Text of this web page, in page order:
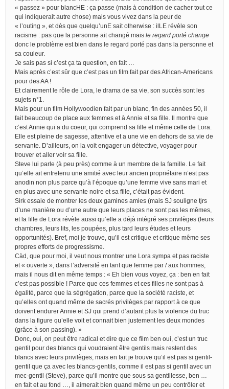
« passez » pour blancHE : ça passe (mais à condition de cacher tout ce
qui indiquerait autre chose) mais vous vivez dans la peur de
« l’outing », et dès que quelqu’unE sait otherwise : ilLE révèle son
racisme : pas que la personne ait changé mais le regard porté change
donc le problème est bien dans le regard porté pas dans la personne et
sa couleur.
Je sais pas si c’est ça ta question, en fait …
Mais après c’est sûr que c’est pas un film fait par des African-Americans
pour des AA !
Et clairement le rôle de Lora, le drama de sa vie, son succès sont les
sujets n°1.
Mais pour un film Hollywoodien fait par un blanc, fin des années 50, il
fait beaucoup de place aux femmes et à Annie et sa fille. Il montre que
c’est Annie qui a du coeur, qui comprend sa fille et même celle de Lora.
Elle est pleine de sagesse, attentive et a une vie en dehors de sa vie de
servante. D’ailleurs, on la voit engager un détective, voyager pour
trouver et aller voir sa fille.
Steve lui parle (à peu près) comme à un membre de la famille. Le fait
qu’elle ait entretenu une amitié avec leur ancien propriétaire n’est pas
anodin non plus parce qu’à l’époque qu’une femme vive sans mari et
en plus avec une servante noire et sa fille, c’était pas évident.
Sirk essaie de montrer les deux gamines amies (mais SJ souligne tjrs
d’une manière ou d’une autre que leurs places ne sont pas les mêmes,
et la fille de Lora révèle aussi qu’elle a déjà intégré ses privilèges (leurs
chambres, leurs lits, les poupées, plus tard leurs études et leurs
opportunités). Bref, moi je trouve, qu’il est critique et critique même ses
propres efforts de progressisme.
Càd, que pour moi, il veut nous montrer une Lora sympa et pas raciste
et « ouverte », dans l’adversité en tant que femme par / aux hommes,
mais il nous dit en même temps : « Eh bien vous voyez, ça : ben en fait
c’est pas possible ! Parce que ces femmes et ces filles ne sont pas à
égalité, parce que la ségrégation, parce que la société raciste, et
qu’elles ont quand même de sacrés privilèges par rapport à ce que
doivent endurer Annie et SJ qui prend d’autant plus la violence du truc
dans la figure qu’elle voit et connait bien justement les deux mondes
(grâce à son passing). »
Donc, oui, on peut être radical et dire que ce film ben oui, c’est un truc
gentil pour des blancs qui voudraient être gentils mais restent des
blancs avec leurs privilèges, mais en fait je trouve qu’il est pas si gentil-
gentil que ça avec les blancs-gentils, comme il est pas si gentil avec un
mec-gentil (Steve), parce qu’il montre que sous sa gentillesse, ben …
en fait et au fond …, il aimerait bien quand même un peu contrôler et